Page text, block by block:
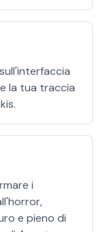
la tua traccia
i
e pieno di